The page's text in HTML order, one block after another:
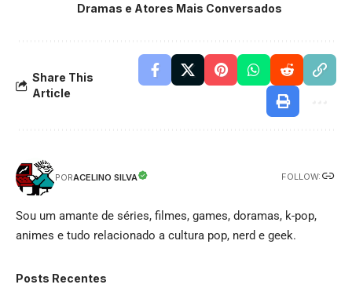
Dramas e Atores Mais Conversados
Share This
Article
PORACELINO SILVA FOLLOW:
Sou um amante de séries, filmes, games, doramas, k-pop,
animes e tudo relacionado a cultura pop, nerd e geek.
Posts Recentes